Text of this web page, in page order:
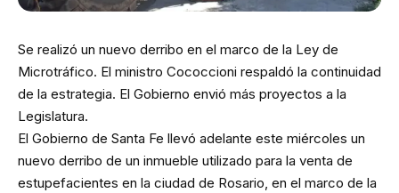
Se realizó un nuevo derribo en el marco de la Ley de
Microtráfico. El ministro Cococcioni respaldó la continuidad
de la estrategia. El Gobierno envió más proyectos a la
Legislatura.
El Gobierno de Santa Fe llevó adelante este miércoles un
nuevo derribo de un inmueble utilizado para la venta de
estupefacientes en la ciudad de Rosario, en el marco de la